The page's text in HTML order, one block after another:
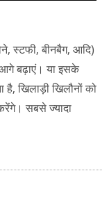
स्टफी, बीनबैग, आदि)
आगे बढ़ाएं। या इसके
खिलाड़ी खिलौनों को
सबसे ज्यादा